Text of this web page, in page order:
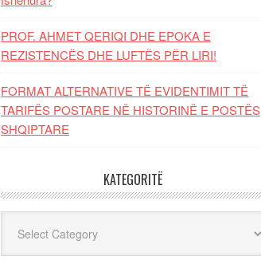
PROF. AHMET QERIQI DHE EPOKA E
REZISTENCЁS DHE LUFTЁS PЁR LIRI!
FORMAT ALTERNATIVE TË EVIDENTIMIT TË
TARIFËS POSTARE NË HISTORINË E POSTËS
SHQIPTARE
KATEGORITË